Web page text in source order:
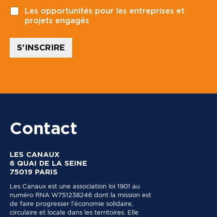
t
a
m
a
Les opportunités pour les entreprises et
projets engagés
S'INSCRIRE
Contact
LES CANAUX
6 QUAI DE LA SEINE
75019 PARIS
Les Canaux est une association loi 1901 au
numéro RNA W751238246 dont la mission est
de faire progresser l’économie solidaire,
circulaire et locale dans les territoires. Elle